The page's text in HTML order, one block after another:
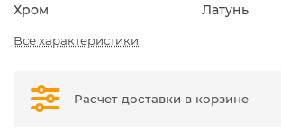
Хром Латунь
Все характеристики
Расчет доставки в корзине